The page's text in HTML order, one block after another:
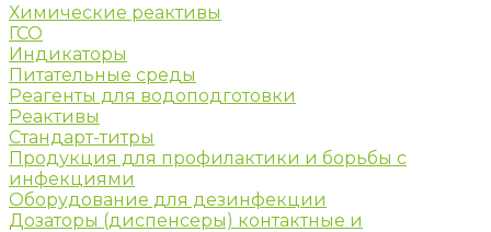
Химические реактивы
ГСО
Индикаторы
Питательные среды
Реагенты для водоподготовки
Реактивы
Стандарт-титры
Продукция для профилактики и борьбы с
инфекциями
Оборудование для дезинфекции
Дозаторы (диспенсеры) контактные и